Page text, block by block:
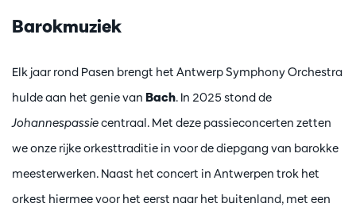
Barokmuziek
Elk jaar rond Pasen brengt het Antwerp Symphony Orchestra
hulde aan het genie van Bach. In 2025 stond de
Johannespassiecentraal. Met deze passieconcerten zetten
we onze rijke orkesttraditie in voor de diepgang van barokke
meesterwerken. Naast het concert in Antwerpen trok het
orkest hiermee voor het eerst naar het buitenland, met een